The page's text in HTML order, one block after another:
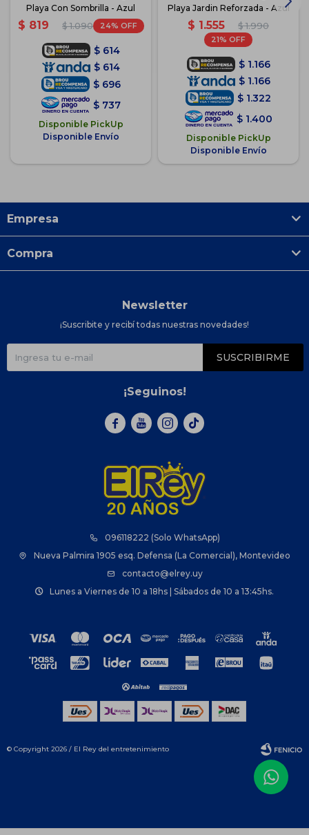
Playa Con Sombrilla - Azul
$ 819 $ 1.090 24
$ 614
$ 614
$ 696
$ 737
Disponible PickUp
Disponible Envío
Playa Jardin Reforzada - Azul
$ 1.555 $ 1.990
21
$ 1.166
$ 1.166
$ 1.322
$ 1.400
Disponible PickUp
Disponible Envío
096118222 (Solo WhatsApp)
Nueva Palmira 1905 esq. Defensa (La Comercial), Montevideo
contacto@elrey.uy
Lunes a Viernes de 10 a 18hs | Sábados de 10 a 13:45hs.
Empresa
Compra
Newsletter
¡Suscribite y recibí todas nuestras novedades!
SUSCRIBIRME
¡Seguinos!
  
© Copyright 2026 / El Rey del entretenimiento